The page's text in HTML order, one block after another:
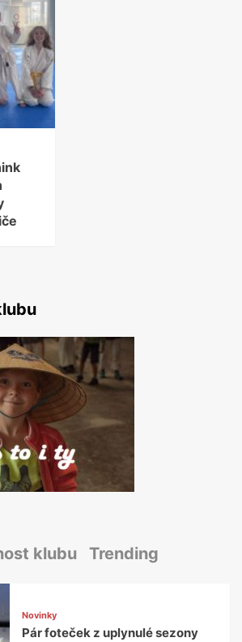
klubu Trending
Novinky
Pár foteček z uplynulé sezony